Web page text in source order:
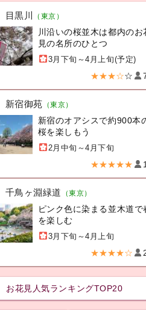
目黒川 （東京）
川沿いの桜並木は都内のお
見の名所のひとつ
3月下旬～4月上旬(予定)
★★★☆☆
新宿御苑 （東京）
新宿のオアシスで約900本
桜を楽しもう
2月中旬～4月下旬
★★★★★
千鳥ヶ淵緑道 （東京）
ピンク色に染まる並木道で
を楽しむ
3月下旬～4月上旬
★★★★☆
お花見人気ランキングTOP20